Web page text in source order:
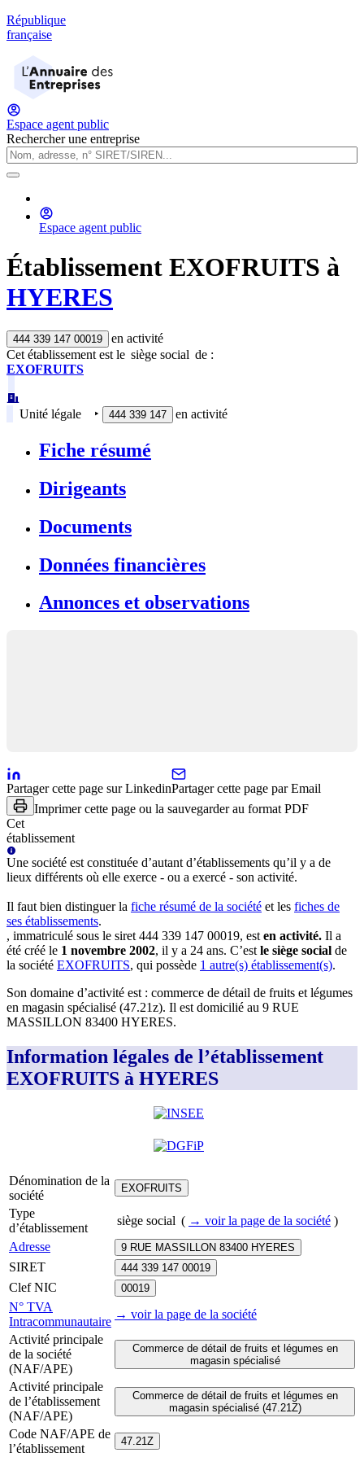
République
française
Espace agent public
Rechercher une entreprise
Espace agent public
Établissement EXOFRUITS à
HYERES
444 339 147 00019
en activité
Cet établissement est le siège social de :
EXOFRUITS
Unité légale ‣ 444 339 147 en activité
Fiche résumé
Dirigeants
Documents
Données financières
Annonces et observations
Partager cette page sur LinkedinPartager cette page par Email
Imprimer cette page ou la sauvegarder au format PDF
Cet
établissement
Une société est constituée d’autant d’établissements qu’il y a de
lieux différents où elle exerce - ou a exercé - son activité.
Il faut bien distinguer la fiche résumé de la société et les fiches de
ses établissements.
, immatriculé sous le siret 444 339 147 00019, est en activité. Il a
été créé le 1 novembre 2002, il y a 24 ans. C’est le siège social de
la société EXOFRUITS, qui possède 1 autre(s) établissement(s).
Son domaine d’activité est : commerce de détail de fruits et légumes
en magasin spécialisé (47.21z). Il est domicilié au 9 RUE
MASSILLON 83400 HYERES.
Information légales de l’établissement
EXOFRUITS à HYERES
Dénomination de la
société
EXOFRUITS
Type
d’établissement
siège social ( → voir la page de la société )
Adresse
9 RUE MASSILLON 83400 HYERES
SIRET 444 339 147 00019
Clef NIC 00019
N° TVA
Intracommunautaire
→ voir la page de la société
Activité principale
de la société
(NAF/APE)
Commerce de détail de fruits et légumes en
magasin spécialisé
Activité principale
de l’établissement
(NAF/APE)
Commerce de détail de fruits et légumes en
magasin spécialisé (47.21Z)
Code NAF/APE de
l’établissement
47.21Z